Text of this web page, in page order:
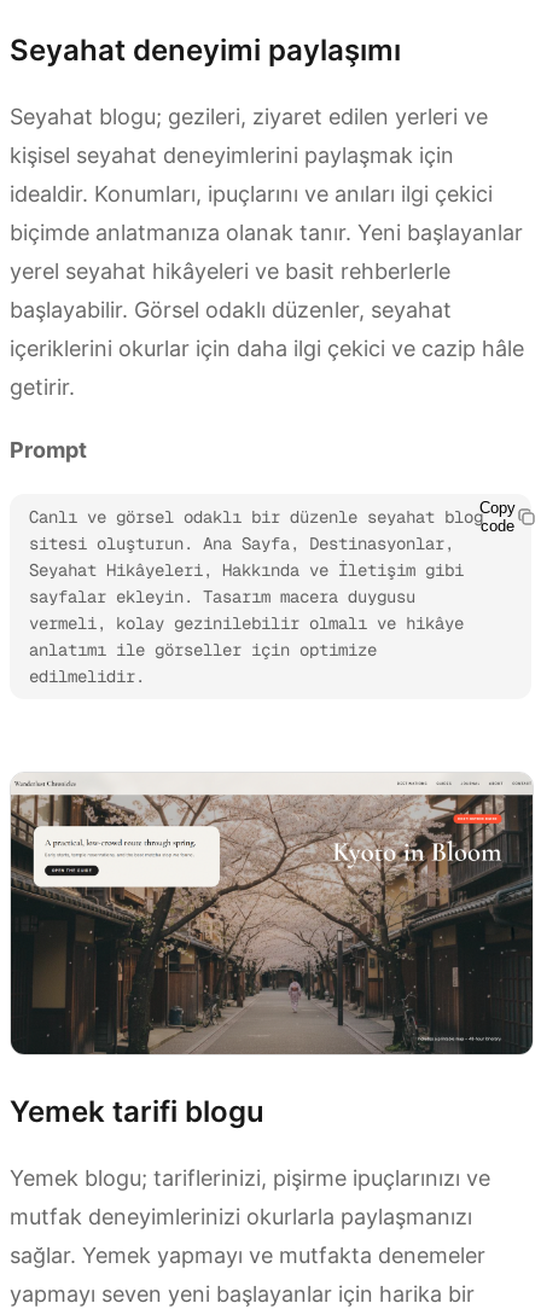
Seyahat deneyimi paylaşımı
Seyahat blogu; gezileri, ziyaret edilen yerleri ve
kişisel seyahat deneyimlerini paylaşmak için
idealdir. Konumları, ipuçlarını ve anıları ilgi çekici
biçimde anlatmanıza olanak tanır. Yeni başlayanlar
yerel seyahat hikâyeleri ve basit rehberlerle
başlayabilir. Görsel odaklı düzenler, seyahat
içeriklerini okurlar için daha ilgi çekici ve cazip hâle
getirir.
Prompt
Canlı ve görsel odaklı bir düzenle seyahat blog
sitesi oluşturun. Ana Sayfa, Destinasyonlar,
Seyahat Hikâyeleri, Hakkında ve İletişim gibi
sayfalar ekleyin. Tasarım macera duygusu
vermeli, kolay gezinilebilir olmalı ve hikâye
anlatımı ile görseller için optimize
edilmelidir.
Copy
code
Yemek tarifi blogu
Yemek blogu; tariflerinizi, pişirme ipuçlarınızı ve
mutfak deneyimlerinizi okurlarla paylaşmanızı
sağlar. Yemek yapmayı ve mutfakta denemeler
yapmayı seven yeni başlayanlar için harika bir